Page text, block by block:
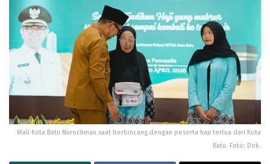
Wali Kota Batu Nurochman saat berbincang dengan peserta haji tertua dari Kota
Batu. Foto: Dok.